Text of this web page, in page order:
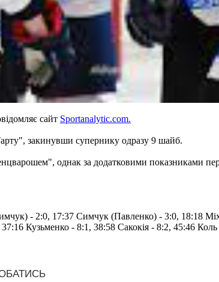
сайт Sportanalytic.com.
закинувши супернику одразу 9 шайб.
однак за додатковими показниками
- 2:0, 17:37 Симчук (Павленко) - 3:0, 18:18
Кузьменко - 8:1, 38:58 Сакокія - 8:2, 45:46